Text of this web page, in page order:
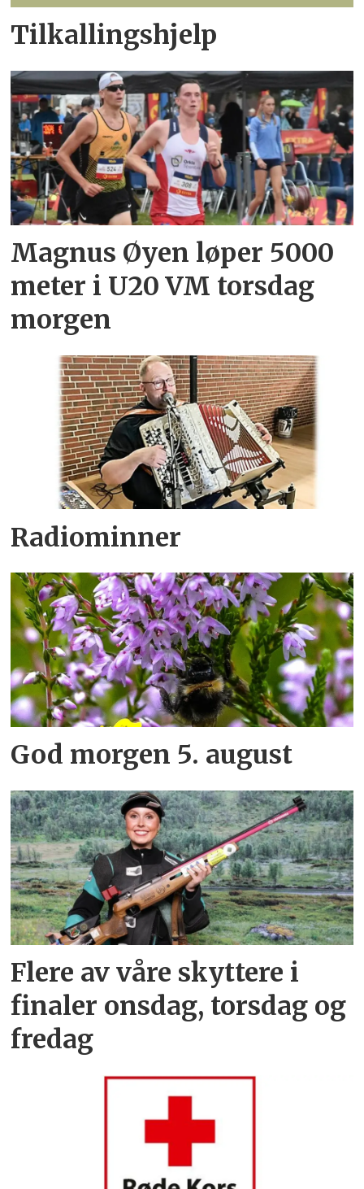
Tilkallingshjelp
Magnus Øyen løper 5000
meter i U20 VM torsdag
morgen
Radiominner
God morgen 5. august
Flere av våre skyttere i
finaler onsdag, torsdag og
fredag